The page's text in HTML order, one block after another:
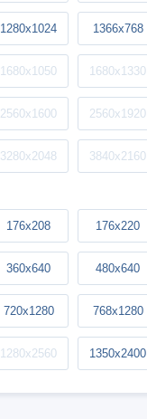
1280x1024 1366x768
1680x1050 1680x1330
2560x1600 2560x1920
3280x2048 3840x2160
176x208 176x220
360x640 480x640
720x1280 768x1280
1280x2560 1350x2400